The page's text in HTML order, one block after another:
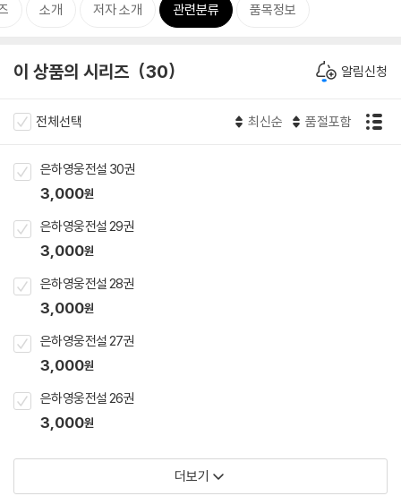
소개 저자 소개 관련분류 품목정보
이 상품의 시리즈 30 알림신청
전체선택 최신순 품절포함
은하영웅전설 30권
3,000원
은하영웅전설 29권
3,000원
은하영웅전설 28권
3,000원
은하영웅전설 27권
3,000원
은하영웅전설 26권
3,000원
더보기